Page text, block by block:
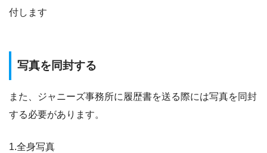
付します
写真を同封する
また、ジャニーズ事務所に履歴書を送る際には写真を同封
する必要があります。
1.全身写真